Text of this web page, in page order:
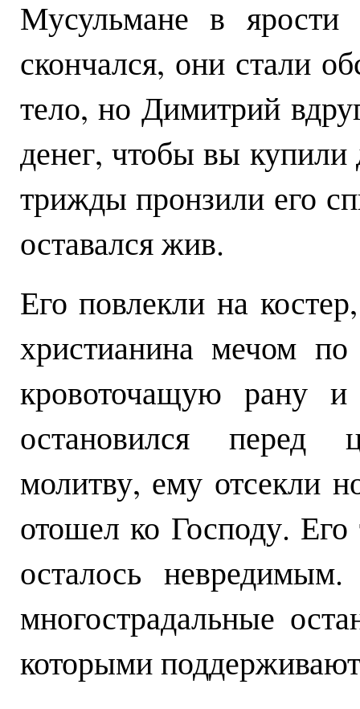
Мусульмане в
скончался, они стали
тело, но Димитрий
денег, чтобы вы купили
трижды пронзили его
оставался жив.
Его повлекли на
христианина мечом
кровоточащую рану
остановился перед
молитву, ему отсекли
отошел ко Господу.
осталось
многострадальные
которыми